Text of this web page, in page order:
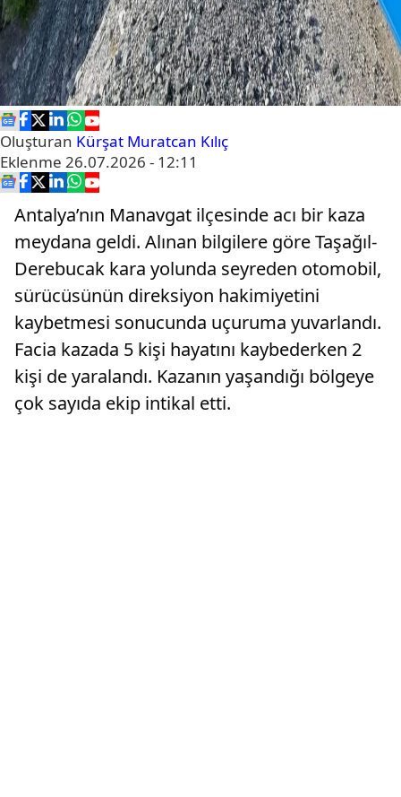
Oluşturan Kürşat Muratcan Kılıç
Eklenme 26.07.2026 - 12:11
Antalya’nın Manavgat ilçesinde acı bir kaza
meydana geldi. Alınan bilgilere göre Taşağıl-
Derebucak kara yolunda seyreden otomobil,
sürücüsünün direksiyon hakimiyetini
kaybetmesi sonucunda uçuruma yuvarlandı.
Facia kazada 5 kişi hayatını kaybederken 2
kişi de yaralandı. Kazanın yaşandığı bölgeye
çok sayıda ekip intikal etti.